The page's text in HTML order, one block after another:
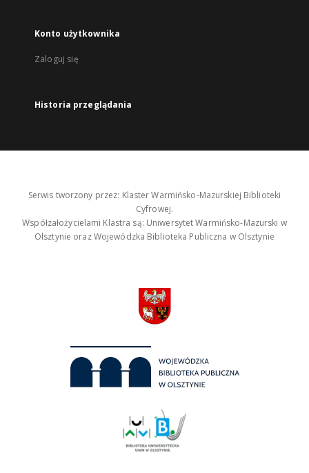
Konto użytkownika
Zaloguj się
Historia przeglądania
Serwis tworzony przez: Klaster Warmińsko-Mazurskiej Biblioteki
Cyfrowej.
Współzałożycielami Klastra są: Uniwersytet Warmińsko-Mazurski w
Olsztynie oraz Wojewódzka Biblioteka Publiczna w Olsztynie